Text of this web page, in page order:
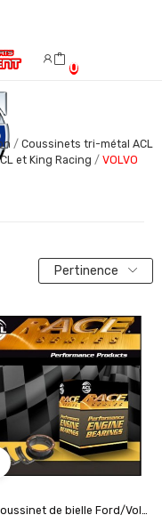
0
Coussinets tri-métal ACL
et King Racing VOLVO
Pertinence